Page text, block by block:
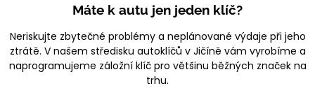
Máte k autu jen jeden klíč?
Neriskujte zbytečné problémy a neplánované výdaje při jeho
ztrátě. V našem středisku autoklíčů v Jičíně vám vyrobíme a
naprogramujeme záložní klíč pro většinu běžných značek na
trhu.